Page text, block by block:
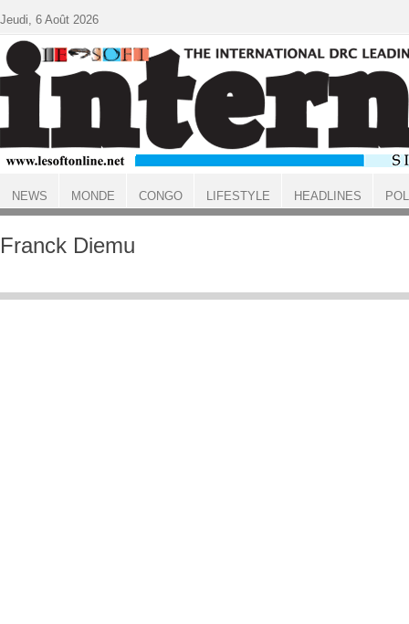
ACCUEIL
Franck Diemu
Jeudi, 6 Août 2026
NEWS MONDE CONGO LIFESTYLE HEADLINES